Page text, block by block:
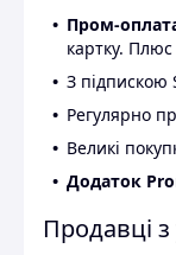
Пром-
картку.
З підпискою
Регулярно
Великі
Додаток
Продавці з